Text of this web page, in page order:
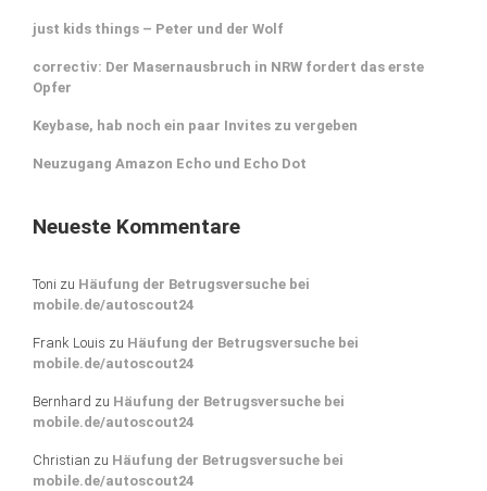
just kids things – Peter und der Wolf
correctiv: Der Masernausbruch in NRW fordert das erste
Opfer
Keybase, hab noch ein paar Invites zu vergeben
Neuzugang Amazon Echo und Echo Dot
Neueste Kommentare
Toni zu Häufung der Betrugsversuche bei
mobile.de/autoscout24
Frank Louis zu Häufung der Betrugsversuche bei
mobile.de/autoscout24
Bernhard zu Häufung der Betrugsversuche bei
mobile.de/autoscout24
Christian zu Häufung der Betrugsversuche bei
mobile.de/autoscout24